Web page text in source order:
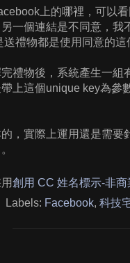
上的哪裡，可以
一個連結是不同意，
禮物都是使用同意的
禮物後，系統產生一
上這個unique key為參
，實際上運用還是需
創用 CC 姓名標示-非
Labels: Facebook, 科技